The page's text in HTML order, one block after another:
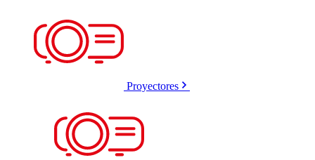
Proyectores